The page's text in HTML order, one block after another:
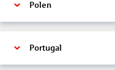
Polen
Portugal